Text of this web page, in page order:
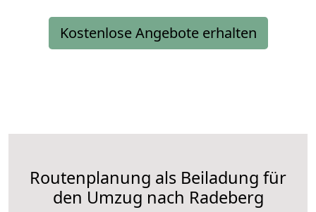
Kostenlose Angebote erhalten
Routenplanung als Beiladung für
den Umzug nach Radeberg